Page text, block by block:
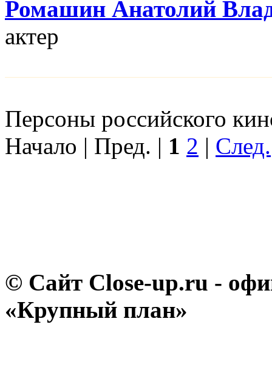
Ромашин Анатолий
актер
Персоны российского
Начало | Пред. | 1 2 | След.
© Сайт Close-up.ru -
«Крупный план»